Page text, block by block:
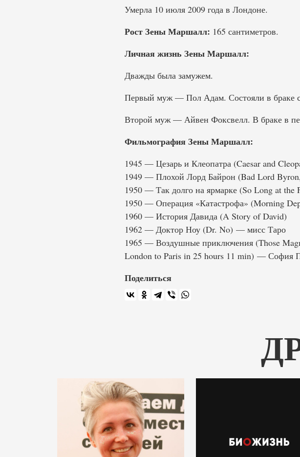
Умерла 10 июля 2009 года в Лондоне.
Рост Зены Маршалл: 165 сантиметров.
Личная жизнь Зены Маршалл:
Дважды была замужем.
Первый муж — Пол Адам. Состояли в браке с
Второй муж — Айвен Фоксвелл. В браке в
Фильмография Зены Маршалл:
1945 — Цезарь и Клеопатра (Caesar and
1949 — Плохой Лорд Байрон (Bad Lord
1950 — Так долго на ярмарке (So Long at
1950 — Операция «Катастрофа» (Morning
1960 — История Давида (A Story of David)
1962 — Доктор Ноу (Dr. No) — мисс Таро
1965 — Воздушные приключения (Those
London to Paris in 25 hours 11 min) — София
Поделиться